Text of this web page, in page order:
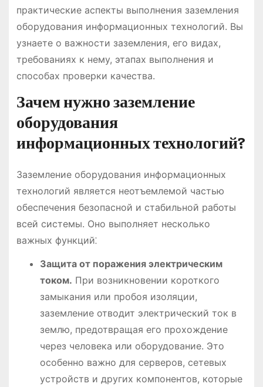
практические аспекты выполнения заземления
оборудования информационных технологий. Вы
узнаете о важности заземления, его видах,
требованиях к нему, этапах выполнения и
способах проверки качества.
Зачем нужно заземление
оборудования
информационных технологий?
Заземление оборудования информационных
технологий является неотъемлемой частью
обеспечения безопасной и стабильной работы
всей системы. Оно выполняет несколько
важных функций⁚
Защита от поражения электрическим
током. При возникновении короткого
замыкания или пробоя изоляции,
заземление отводит электрический ток в
землю, предотвращая его прохождение
через человека или оборудование. Это
особенно важно для серверов, сетевых
устройств и других компонентов, которые